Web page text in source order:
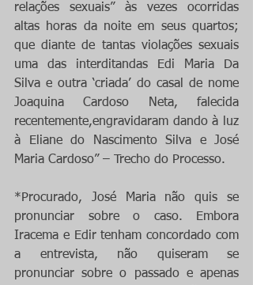
relações sexuais” às vezes ocorridas
altas horas da noite em seus quartos;
que diante de tantas violações sexuais
uma das interditandas Edi Maria Da
Silva e outra ‘criada’ do casal de nome
Joaquina Cardoso Neta, falecida
recentemente,engravidaram dando à luz
à Eliane do Nascimento Silva e José
Maria Cardoso” – Trecho do Processo.
*Procurado, José Maria não quis se
pronunciar sobre o caso. Embora
Iracema e Edir tenham concordado com
a entrevista, não quiseram se
pronunciar sobre o passado e apenas